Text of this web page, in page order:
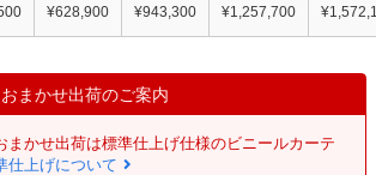
¥628,900 ¥943,300 ¥1,257,700
まかせ出荷のご案内
まかせ出荷は標準仕上げ仕様のビニールカーテ
仕上げについて